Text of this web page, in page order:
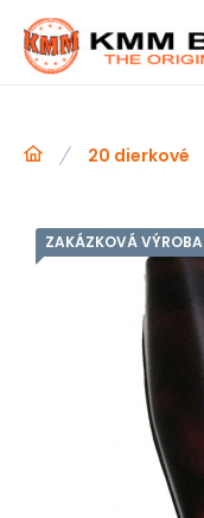
20 dierkové
ZAKÁZKOVÁ VÝROBA